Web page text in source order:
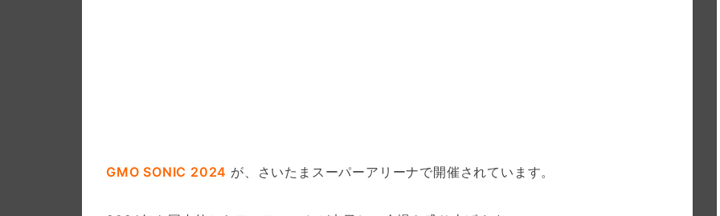
GMO SONIC 2024 が、さいたまスーパーアリーナで開催されています。